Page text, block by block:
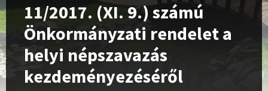
11/2017. (XI. 9.) számú
Önkormányzati rendelet a
helyi népszavazás
kezdeményezéséről